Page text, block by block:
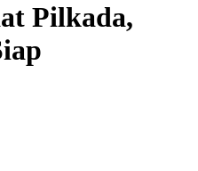
Pilkada,